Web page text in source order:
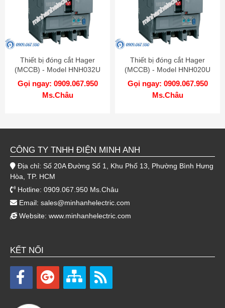
Thiết bị đóng cắt Hager
(MCCB) - Model HNH032U
Gọi ngay: 0909.067.950
Ms.Châu
Thiết bị đóng cắt Hager
(MCCB) - Model HNH020U
Gọi ngay: 0909.067.950
Ms.Châu
CÔNG TY TNHH ĐIỆN MINH ANH
Địa chỉ: Số 20A Đường Số 1, Khu Phố 13, Phường Bình Hưng
Hòa, TP. HCM
Hotline: 0909.067.950 Ms.Châu
Email: sales@minhanhelectric.com
Website: www.minhanhelectric.com
KẾT NỐI